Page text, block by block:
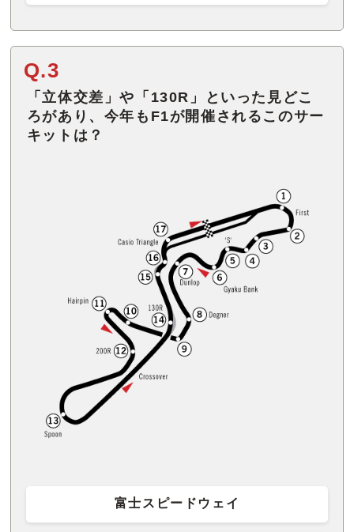
Q.3
「立体交差」や「130R」といった見どこ
ろがあり、今年もF1が開催されるこのサー
キットは？
富士スピードウェイ